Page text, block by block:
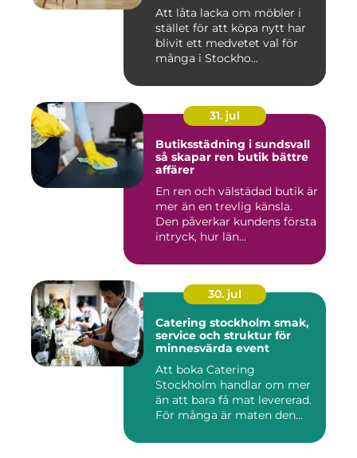
Att låta lacka om möbler i
stället för att köpa nytt har
blivit ett medvetet val för
många i Stockho...
31. jul
Butiksstädning i sundsvall
så skapar ren butik bättre
affärer
En ren och välstädad butik är
mer än en trevlig känsla.
Den påverkar kundens första
intryck, hur län...
30. jul
Catering stockholm smak,
service och struktur för
minnesvärda event
Att boka Catering
Stockholm handlar om mer
än att bara få mat levererad.
För många är maten den